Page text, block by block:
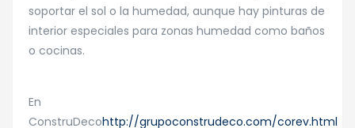
soportar el sol o la humedad, aunque hay pinturas de
interior especiales para zonas humedad como baños
o cocinas.
En
ConstruDecohttp://grupoconstrudeco.com/corev.html